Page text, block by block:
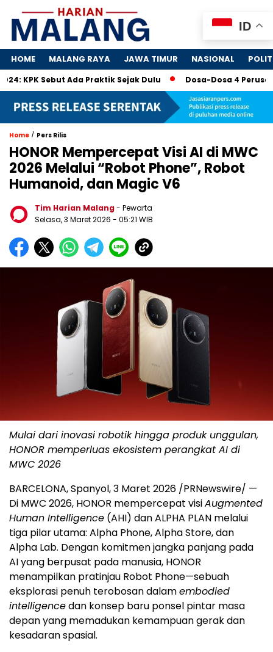
HOME MALANG RAYA JAWA TIMUR NASIONAL
Ada Praktik Sejak Dulu Dosa-Dosa 4 Perusahaan
Home / Pers Rilis
HONOR Mempercepat Visi AI di MWC
2026 Melalui “Robot Phone”, Robot
Humanoid, dan Magic V6
Tim Harian Malang- Pewarta
Selasa, 3 Maret 2026 - 05:21 WIB
Mulai dari inovasi robotik hingga produk unggulan,
HONOR memperluas ekosistem perangkat AI di
MWC 2026
BARCELONA, Spanyol, 3 Maret 2026 /PRNewswire/ —
Di MWC 2026, HONOR mempercepat visiAugmented
Human Intelligence (AHI) dan ALPHA PLAN melalui
tiga pilar utama: Alpha Phone, Alpha Store, dan
Alpha Lab. Dengan komitmen jangka panjang pada
AI yang berpusat pada manusia, HONOR
menampilkan pratinjau Robot Phone—sebuah
eksplorasi penuh terobosan dalamembodied
intelligencedan konsep baru ponsel pintar masa
depan yang memadukan kemampuan gerak dan
kesadaran spasial.
ID